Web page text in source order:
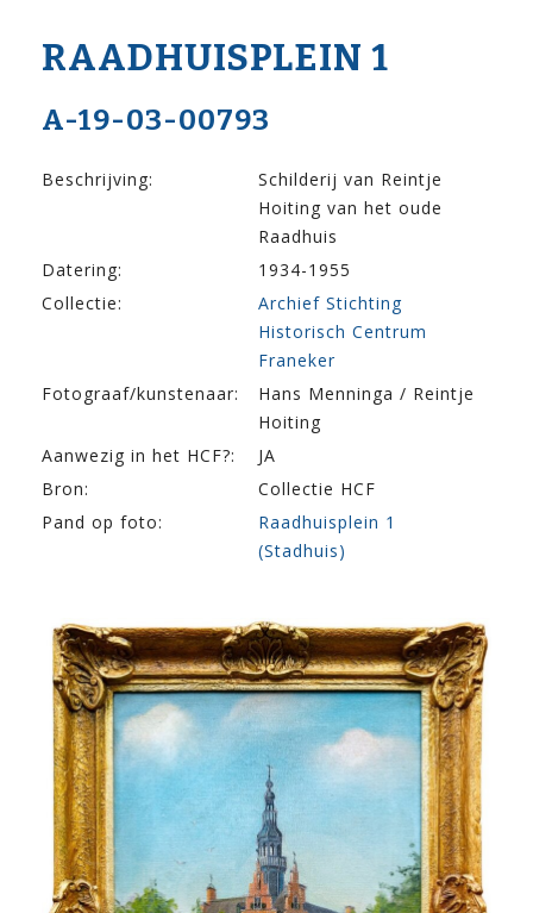
RAADHUISPLEIN 1
A-19-03-00793
Beschrijving:
Schilderij van Reintje
Hoiting van het oude
Raadhuis
Datering:
1934-1955
Collectie:
Archief Stichting
Historisch Centrum
Franeker
Fotograaf/kunstenaar:
Hans Menninga / Reintje
Hoiting
Aanwezig in het HCF?:
JA
Bron:
Collectie HCF
Pand op foto:
Raadhuisplein 1
(Stadhuis)